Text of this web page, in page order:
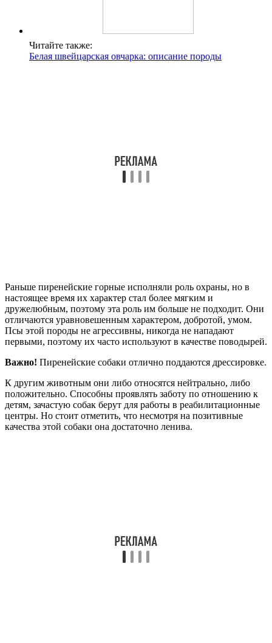
Читайте также:
Белая швейцарская овчарка: описание породы
Раньше пиренейские горные исполняли роль охраны, но в
настоящее время их характер стал более мягким и
дружелюбным, поэтому эта роль им больше не подходит. Они
отличаются уравновешенным характером, добротой, умом.
Псы этой породы не агрессивны, никогда не нападают
первыми, поэтому их часто используют в качестве поводырей.
Важно! Пиренейские собаки отлично поддаются дрессировке.
К другим животным они либо относятся нейтрально, либо
положительно. Способны проявлять заботу по отношению к
детям, зачастую собак берут для работы в реабилитационные
центры. Но стоит отметить, что несмотря на позитивные
качества этой собаки она достаточно ленива.